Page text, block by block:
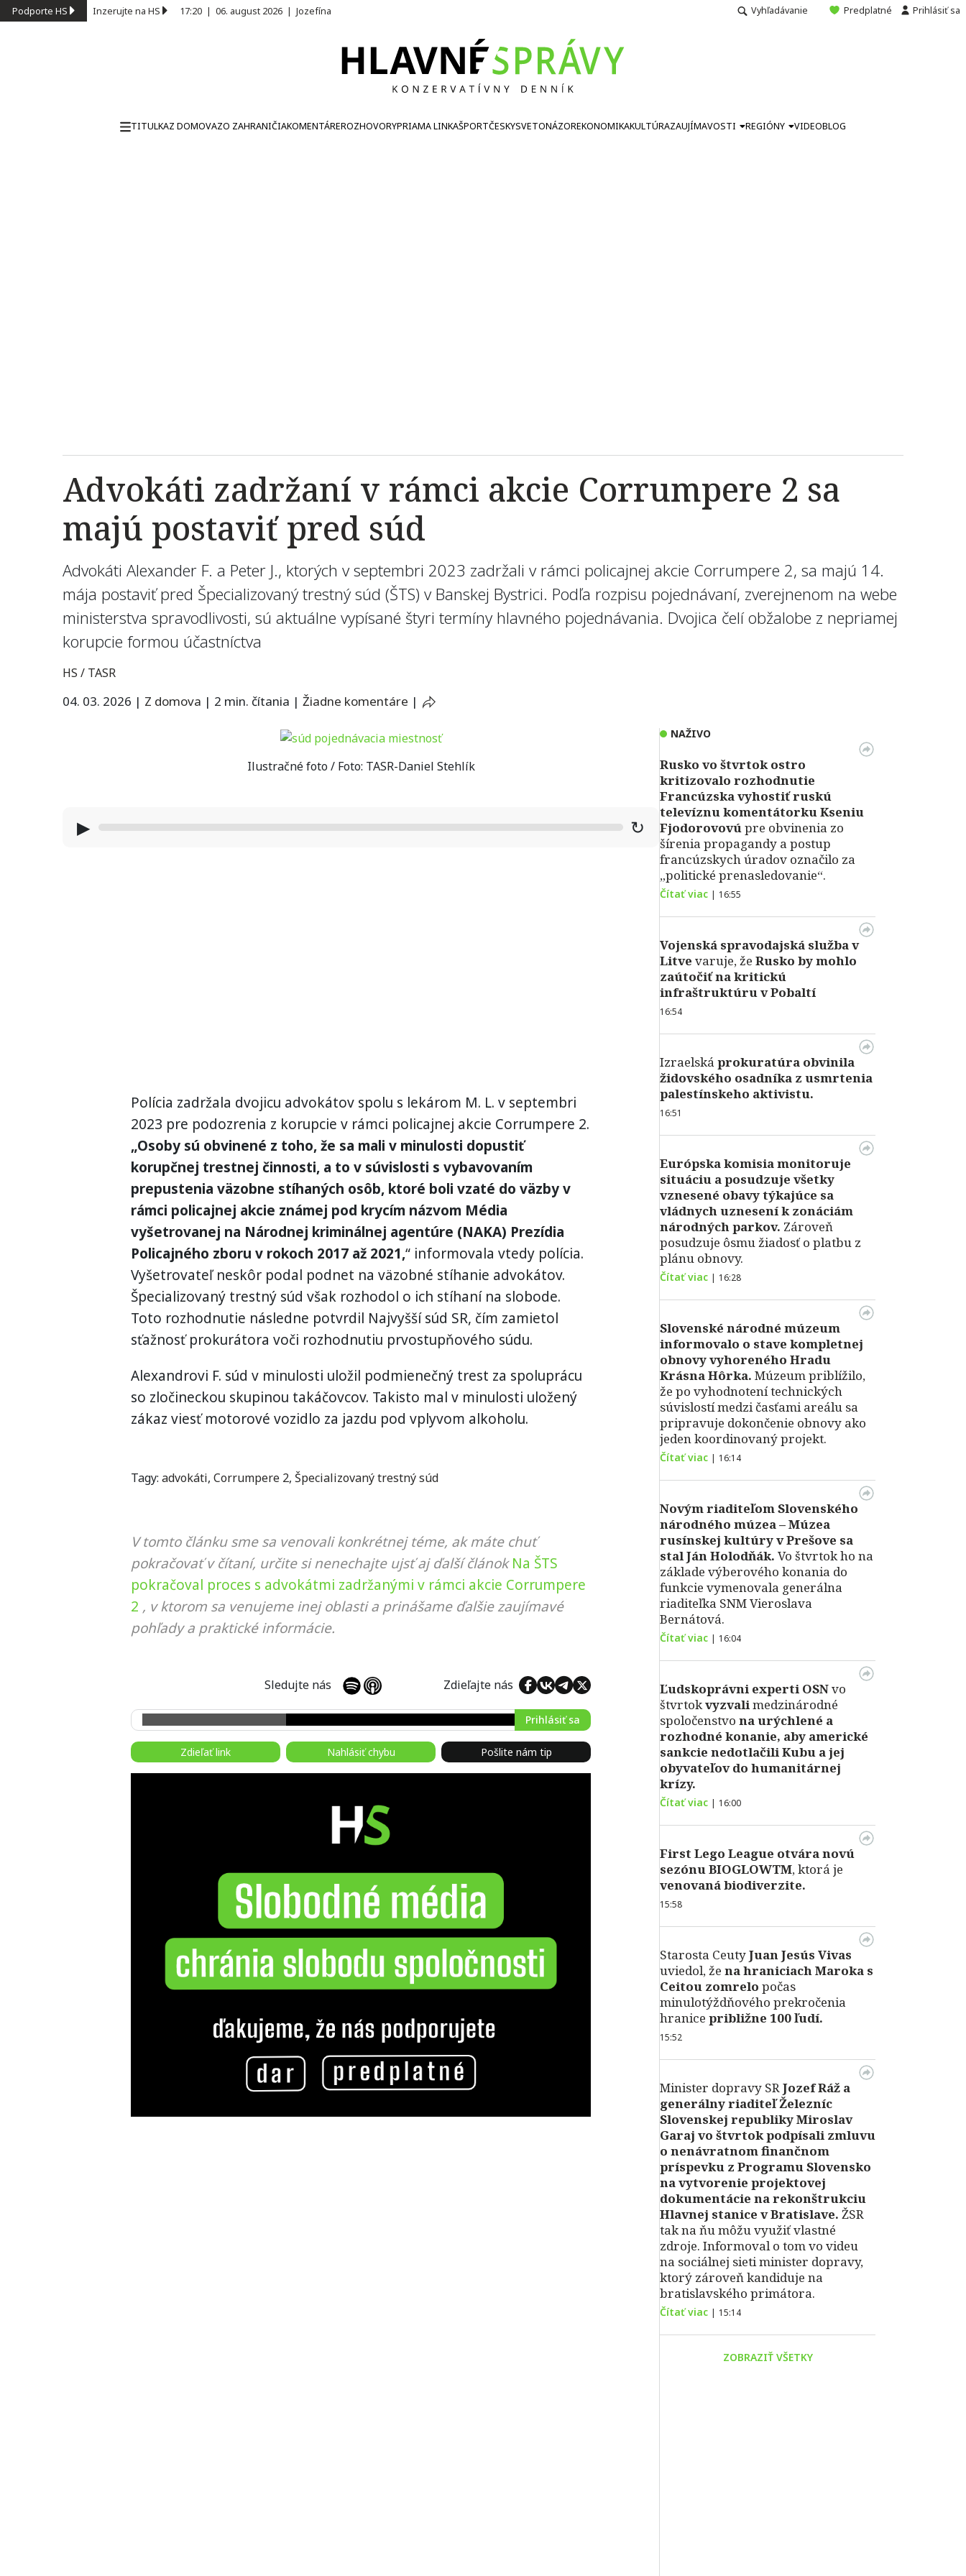
Podporte HS Inzerujte na HS 17:20 | 06. august 2026 | Jozefína Vyhľadávanie Predplatné Prihlásiť sa
TITULKAZ DOMOVAZO ZAHRANIČIAKOMENTÁREROZHOVORYPRIAMA LINKAŠPORTČESKYSVETONÁZOREKONOMIKAKULTÚRAZAUJÍMAVOSTI REGIÓNY VIDEOBLOG
Advokáti zadržaní v rámci akcie Corrumpere 2 sa
majú postaviť pred súd
Advokáti Alexander F. a Peter J., ktorých v septembri 2023 zadržali v rámci policajnej akcie Corrumpere 2, sa majú 14.
mája postaviť pred Špecializovaný trestný súd (ŠTS) v Banskej Bystrici. Podľa rozpisu pojednávaní, zverejnenom na webe
ministerstva spravodlivosti, sú aktuálne vypísané štyri termíny hlavného pojednávania. Dvojica čelí obžalobe z nepriamej
korupcie formou účastníctva
HS / TASR
04. 03. 2026 | Z domova | 2 min. čítania | Žiadne komentáre |
Ilustračné foto / Foto: TASR-Daniel Stehlík
▶ ↻
Polícia zadržala dvojicu advokátov spolu s lekárom M. L. v septembri
2023 pre podozrenia z korupcie v rámci policajnej akcie Corrumpere 2.
„Osoby sú obvinené z toho, že sa mali v minulosti dopustiť
korupčnej trestnej činnosti, a to v súvislosti s vybavovaním
prepustenia väzobne stíhaných osôb, ktoré boli vzaté do väzby v
rámci policajnej akcie známej pod krycím názvom Média
vyšetrovanej na Národnej kriminálnej agentúre (NAKA) Prezídia
Policajného zboru v rokoch 2017 až 2021,“ informovala vtedy polícia.
Vyšetrovateľ neskôr podal podnet na väzobné stíhanie advokátov.
Špecializovaný trestný súd však rozhodol o ich stíhaní na slobode.
Toto rozhodnutie následne potvrdil Najvyšší súd SR, čím zamietol
sťažnosť prokurátora voči rozhodnutiu prvostupňového súdu.
Alexandrovi F. súd v minulosti uložil podmienečný trest za spoluprácu
so zločineckou skupinou takáčovcov. Takisto mal v minulosti uložený
zákaz viesť motorové vozidlo za jazdu pod vplyvom alkoholu.
Tagy: advokáti, Corrumpere 2, Špecializovaný trestný súd
V tomto článku sme sa venovali konkrétnej téme, ak máte chuť
pokračovať v čítaní, určite si nenechajte ujsť aj ďalší článok Na ŠTS
pokračoval proces s advokátmi zadržanými v rámci akcie Corrumpere
2 , v ktorom sa venujeme inej oblasti a prinášame ďalšie zaujímavé
pohľady a praktické informácie.
Sledujte nás Zdieľajte nás
Prihlásiť sa
Zdieľať link Nahlásiť chybu Pošlite nám tip
NAŽIVO
Rusko vo štvrtok ostro
kritizovalo rozhodnutie
Francúzska vyhostiť ruskú
televíznu komentátorku Kseniu
Fjodorovovúpre obvinenia zo
šírenia propagandy a postup
francúzskych úradov označilo za
„politické prenasledovanie“.
Čítať viac | 16:55
Vojenská spravodajská služba v
Litve varuje, že Rusko by mohlo
zaútočiť na kritickú
infraštruktúru v Pobaltí
16:54
Izraelská prokuratúra obvinila
židovského osadníka z usmrtenia
palestínskeho aktivistu.
16:51
Európska komisia monitoruje
situáciu a posudzuje všetky
vznesené obavy týkajúce sa
vládnych uznesení k zonáciám
národných parkov. Zároveň
posudzuje ôsmu žiadosť o platbu z
plánu obnovy.
Čítať viac | 16:28
Slovenské národné múzeum
informovalo o stave kompletnej
obnovy vyhoreného Hradu
Krásna Hôrka. Múzeum priblížilo,
že po vyhodnotení technických
súvislostí medzi časťami areálu sa
pripravuje dokončenie obnovy ako
jeden koordinovaný projekt.
Čítať viac | 16:14
Novým riaditeľom Slovenského
národného múzea – Múzea
rusínskej kultúry v Prešove sa
stal Ján Holodňák. Vo štvrtok ho na
základe výberového konania do
funkcie vymenovala generálna
riaditeľka SNM Vieroslava
Bernátová.
Čítať viac | 16:04
Ľudskoprávni experti OSNvo
štvrtokvyzvalimedzinárodné
spoločenstvo na urýchlené a
rozhodné konanie, aby americké
sankcie nedotlačili Kubu a jej
obyvateľov do humanitárnej
krízy.
Čítať viac | 16:00
First Lego League otvára novú
sezónu BIOGLOWTM, ktorá je
venovaná biodiverzite.
15:58
Starosta CeutyJuan Jesús Vivas
uviedol, že na hraniciach Maroka s
Ceitou zomrelo počas
minulotýždňového prekročenia
hranice približne 100 ľudí.
15:52
Minister dopravy SRJozef Ráž a
generálny riaditeľ Železníc
Slovenskej republiky Miroslav
Garaj vo štvrtok podpísali zmluvu
o nenávratnom finančnom
príspevku z Programu Slovensko
na vytvorenie projektovej
dokumentácie na rekonštrukciu
Hlavnej stanice v Bratislave. ŽSR
tak na ňu môžu využiť vlastné
zdroje. Informoval o tom vo videu
na sociálnej sieti minister dopravy,
ktorý zároveň kandiduje na
bratislavského primátora.
Čítať viac | 15:14
ZOBRAZIŤ VŠETKY